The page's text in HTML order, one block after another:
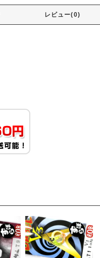
レビュー(0)